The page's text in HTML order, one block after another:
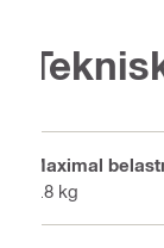
Maximal
6.8 kg